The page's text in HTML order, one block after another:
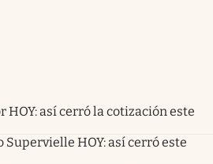
HOY: así cerró la cotización este
Supervielle HOY: así cerró este